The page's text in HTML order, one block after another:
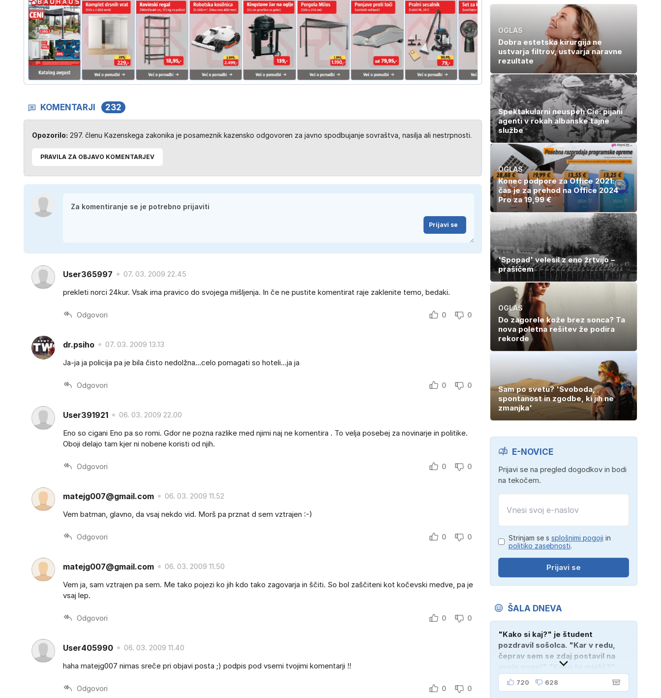
KOMENTARJI 232
Opozorilo: 297. členu Kazenskega zakonika je posameznik kazensko odgovoren za javno spodbujanje sovraštva, nasilja ali nestrpnosti.
PRAVILA ZA OBJAVO KOMENTARJEV
Prijavi se
User365997
07. 03. 2009 22.45
prekleti norci 24kur. Vsak ima pravico do svojega mišljenja. In če ne pustite komentirat raje zaklenite temo, bedaki.
Odgovori 0 0
dr.psiho
07. 03. 2009 13.13
Ja-ja ja policija pa je bila čisto nedolžna...celo pomagati so hoteli...ja ja
Odgovori 0 0
User391921
06. 03. 2009 22.00
Eno so cigani Eno pa so romi. Gdor ne pozna razlike med njimi naj ne komentira . To velja posebej za novinarje in politike.
Oboji delajo tam kjer ni nobene koristi od njih.
Odgovori 0 0
matejg007@gmail.com
06. 03. 2009 11.52
Vem batman, glavno, da vsaj nekdo vid. Morš pa prznat d sem vztrajen :-)
Odgovori 0 0
matejg007@gmail.com
06. 03. 2009 11.50
Vem ja, sam vztrajen pa sem. Me tako pojezi ko jih kdo tako zagovarja in ščiti. So bol zaščiteni kot kočevski medve, pa je
vsaj lep.
Odgovori 0 0
User405990
06. 03. 2009 11.40
haha matejg007 nimas sreče pri objavi posta ;) podpis pod vsemi tvojimi komentarji !!
Odgovori 0 0
OGLAS
Dobra estetska kirurgija ne
ustvarja filtrov, ustvarja naravne
rezultate
Spektakularni neuspeh Cie: pijani
agenti v rokah albanske tajne
službe
OGLAS
Konec podpore za Office 2021:
čas je za prehod na Office 2024
Pro za 19,99 €
'Spopad' velesil z eno žrtvijo –
prašičem
OGLAS
Do zagorele kože brez sonca? Ta
nova poletna rešitev že podira
rekorde
Sam po svetu? 'Svoboda,
spontanost in zgodbe, ki jih ne
zmanjka'
E-NOVICE
Prijavi se na pregled dogodkov in bodi
na tekočem.
Strinjam se s splošnimi pogoji in
politiko zasebnosti.
Prijavi se
ŠALA DNEVA
"Kako si kaj?" je študent
pozdravil sošolca. "Kar v redu,
čeprav sem se zdaj postavil na
svoje noge!" "Kako to misliš?"
"Oče mi je vzel avto!"
720 628